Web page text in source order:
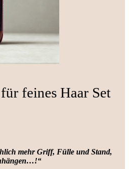
feines Haar Set
mehr Griff, Fülle und Stand,